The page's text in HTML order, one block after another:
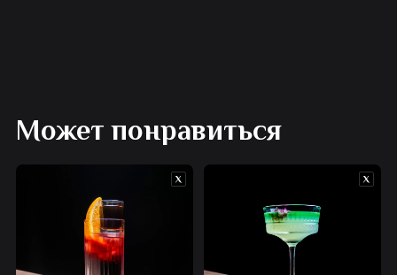
Может понравиться